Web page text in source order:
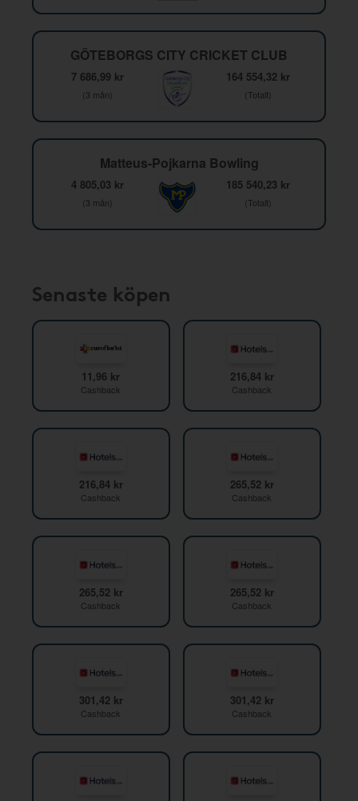
GÖTEBORGS CITY CRICKET CLUB
7 686,99 kr
(3 mån)
164 554,32 kr
(Totalt)
Matteus-Pojkarna Bowling
4 805,03 kr
(3 mån)
185 540,23 kr
(Totalt)
Senaste köpen
11,96 kr
Cashback
216,84 kr
Cashback
216,84 kr
Cashback
265,52 kr
Cashback
265,52 kr
Cashback
265,52 kr
Cashback
301,42 kr
Cashback
301,42 kr
Cashback